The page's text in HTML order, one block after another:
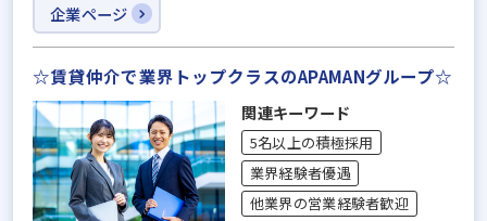
企業ページ
☆賃貸仲介で業界トップクラスのAPAMANグループ☆
関連キーワード
5名以上の積極採用
業界経験者優遇
他業界の営業経験者歓迎